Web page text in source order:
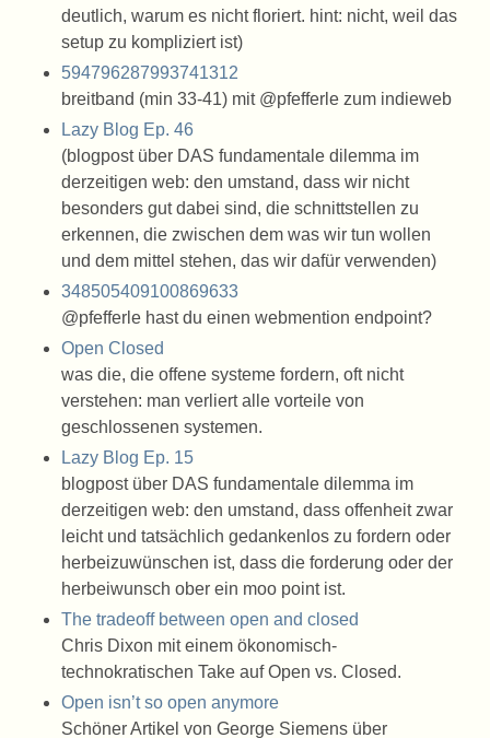
deutlich, warum es nicht floriert. hint: nicht, weil das
setup zu kompliziert ist)
594796287993741312
breitband (min 33-41) mit @pfefferle zum indieweb
Lazy Blog Ep. 46
(blogpost über DAS fundamentale dilemma im
derzeitigen web: den umstand, dass wir nicht
besonders gut dabei sind, die schnittstellen zu
erkennen, die zwischen dem was wir tun wollen
und dem mittel stehen, das wir dafür verwenden)
348505409100869633
@pfefferle hast du einen webmention endpoint?
Open Closed
was die, die offene systeme fordern, oft nicht
verstehen: man verliert alle vorteile von
geschlossenen systemen.
Lazy Blog Ep. 15
blogpost über DAS fundamentale dilemma im
derzeitigen web: den umstand, dass offenheit zwar
leicht und tatsächlich gedankenlos zu fordern oder
herbeizuwünschen ist, dass die forderung oder der
herbeiwunsch ober ein moo point ist.
The tradeoff between open and closed
Chris Dixon mit einem ökonomisch-
technokratischen Take auf Open vs. Closed.
Open isn’t so open anymore
Schöner Artikel von George Siemens über